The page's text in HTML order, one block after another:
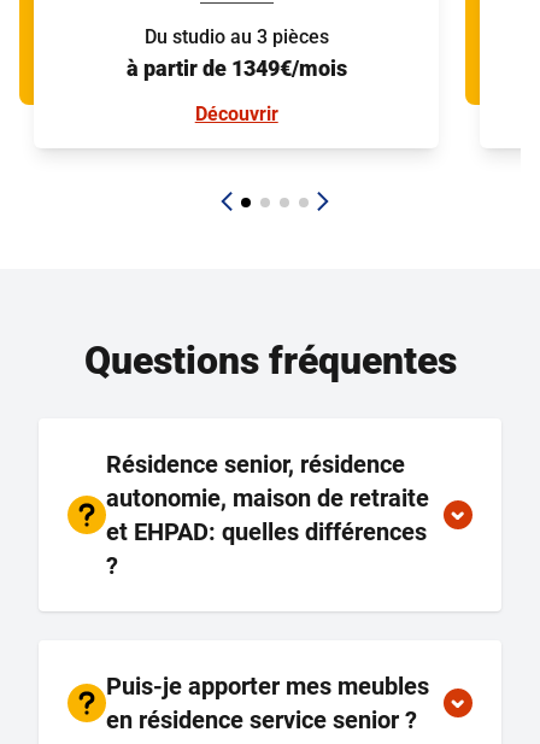
Du studio au 3 pièces
à partir de 1349€/mois
Découvrir
Questions fréquentes
Résidence senior, résidence
autonomie, maison de retraite
et EHPAD: quelles différences
?
Puis-je apporter mes meubles
en résidence service senior ?